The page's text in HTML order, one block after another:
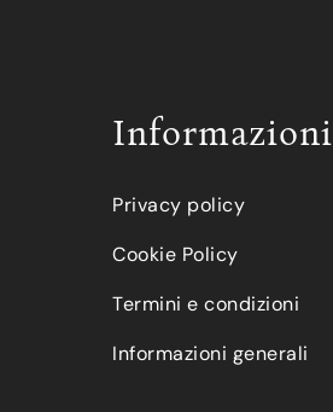
Informazioni
Privacy policy
Cookie Policy
Termini e condizioni
Informazioni generali